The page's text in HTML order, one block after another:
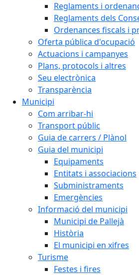
Reglaments i
Reglaments dels
Ordenances fiscals i
Oferta pública d'ocupació
Actuacions i campanyes
Plans, protocols i altres
Seu electrònica
Transparència
Municipi
Com arribar-hi
Transport públic
Guia de carrers / Plànol
Guia del municipi
Equipaments
Entitats i associacions
Subministraments
Emergències
Informació del municipi
Municipi de Pallejà
Història
El municipi en xifres
Turisme
Festes i fires